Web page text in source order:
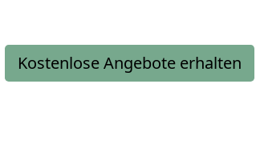
Kostenlose Angebote erhalten